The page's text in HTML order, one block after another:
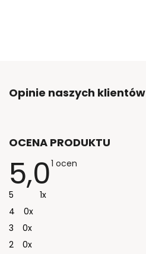
Opinie naszych klientów
OCENA PRODUKTU
5,0Średnia
1 ocen
5
1x
4
0x
3
0x
2
0x